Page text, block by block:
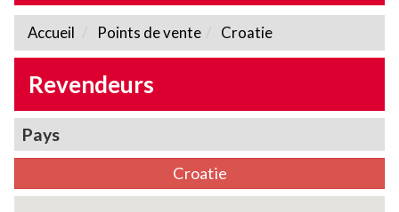
Accueil Points de vente Croatie
Revendeurs
Pays
Croatie